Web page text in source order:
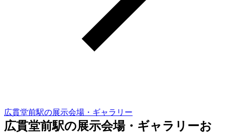
広貫堂前駅の展示会場・ギャラリー
広貫堂前駅の展示会場・ギャラリーお